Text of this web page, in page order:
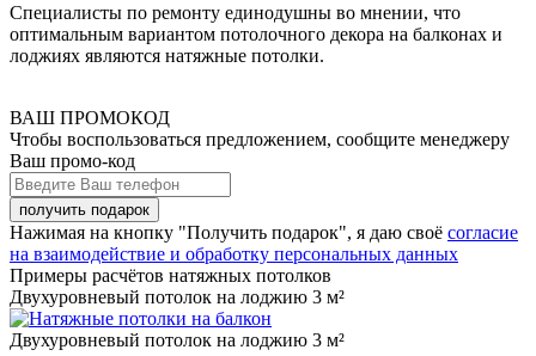
Специалисты по ремонту единодушны во мнении, что
оптимальным вариантом потолочного декора на балконах и
лоджиях являются натяжные потолки.
ВАШ ПРОМОКОД
Чтобы воспользоваться предложением, сообщите менеджеру
Ваш промо-код
Нажимая на кнопку "Получить подарок", я даю своё согласие
на взаимодействие и обработку персональных данных
Примеры расчётов натяжных потолков
Двухуровневый потолок на лоджию 3 м²
Двухуровневый потолок на лоджию 3 м²